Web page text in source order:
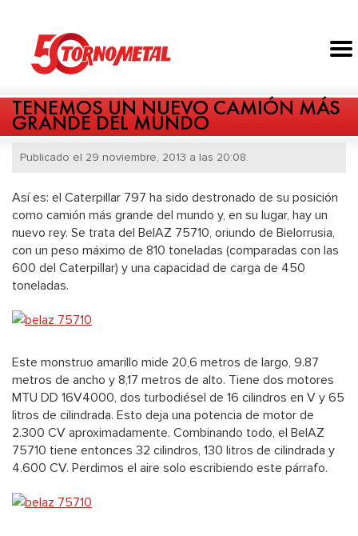
TENEMOS UN NUEVO CAMIÓN MÁS
GRANDE DEL MUNDO
Publicado el 29 noviembre, 2013 a las 20:08.
Así es: el Caterpillar 797 ha sido destronado de su posición
como camión más grande del mundo y, en su lugar, hay un
nuevo rey. Se trata del BelAZ 75710, oriundo de Bielorrusia,
con un peso máximo de 810 toneladas (comparadas con las
600 del Caterpillar) y una capacidad de carga de 450
toneladas.
Este monstruo amarillo mide 20,6 metros de largo, 9.87
metros de ancho y 8,17 metros de alto. Tiene dos motores
MTU DD 16V4000, dos turbodiésel de 16 cilindros en V y 65
litros de cilindrada. Esto deja una potencia de motor de
2.300 CV aproximadamente. Combinando todo, el BelAZ
75710 tiene entonces 32 cilindros, 130 litros de cilindrada y
4.600 CV. Perdimos el aire solo escribiendo este párrafo.